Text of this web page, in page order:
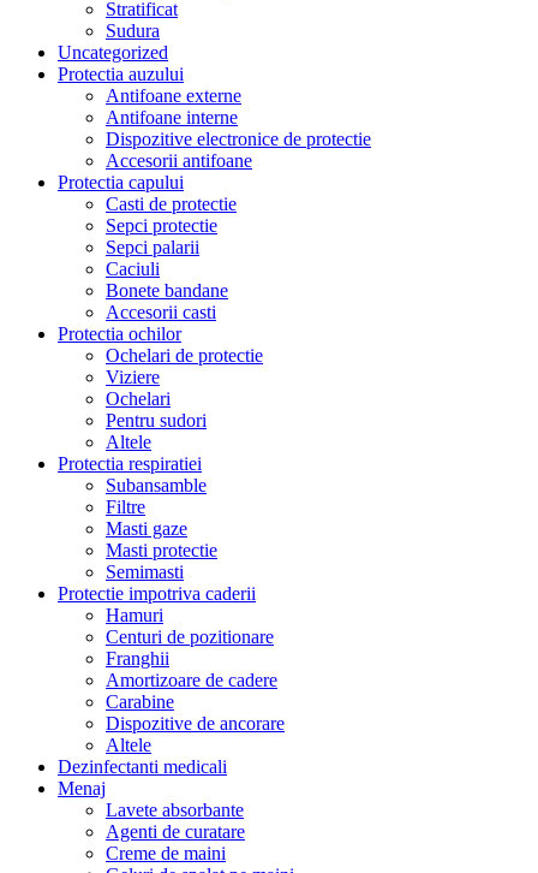
Stratificat
Sudura
Uncategorized
Protectia auzului
Antifoane externe
Antifoane interne
Dispozitive electronice de protectie
Accesorii antifoane
Protectia capului
Casti de protectie
Sepci protectie
Sepci palarii
Caciuli
Bonete bandane
Accesorii casti
Protectia ochilor
Ochelari de protectie
Viziere
Ochelari
Pentru sudori
Altele
Protectia respiratiei
Subansamble
Filtre
Masti gaze
Masti protectie
Semimasti
Protectie impotriva caderii
Hamuri
Centuri de pozitionare
Franghii
Amortizoare de cadere
Carabine
Dispozitive de ancorare
Altele
Dezinfectanti medicali
Menaj
Lavete absorbante
Agenti de curatare
Creme de maini